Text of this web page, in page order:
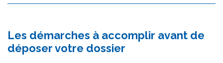
Les démarches à accomplir avant de
déposer votre dossier